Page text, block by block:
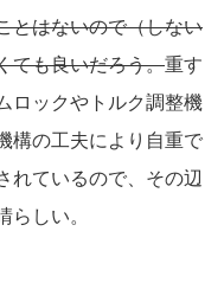
とはないので（しない
ても良いだろう。重す
ロックやトルク調整機
構の工夫により自重で
れているので、その辺
らしい。